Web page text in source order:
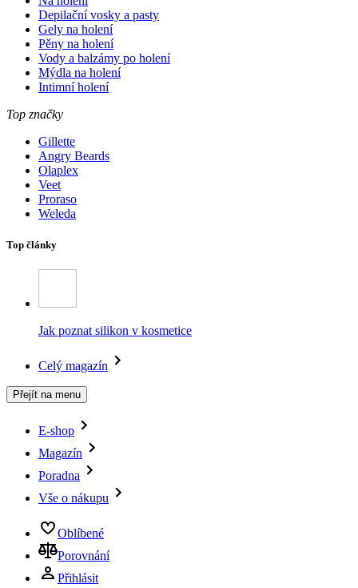
Depilační vosky a pasty
Gely na holení
Pěny na holení
Vody a balzámy po holení
Mýdla na holení
Intimní holení
Top značky
Gillette
Angry Beards
Olaplex
Veet
Proraso
Weleda
Top články
Jak poznat silikon v kosmetice
Celý magazín
Přejít na menu
E-shop
Magazín
Poradna
Vše o nákupu
Oblíbené
Porovnání
Přihlásit